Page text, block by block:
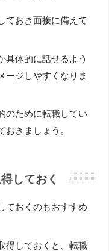
ておき面接に備えて
具体的に話せるよう
ージしやすくなりま
のために転職してい
おきましょう。
しておく
ておくのもおすすめ
得しておくと、転職